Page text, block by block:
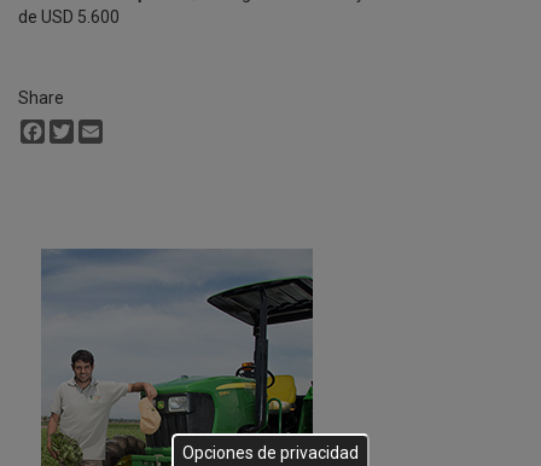
de USD 5.600
Share
Facebook
Twitter
Opciones de privacidad